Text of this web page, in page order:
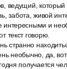
ведущий,
забота, живой
интересными и
текст говорю.
странно
необычно, да,
получается